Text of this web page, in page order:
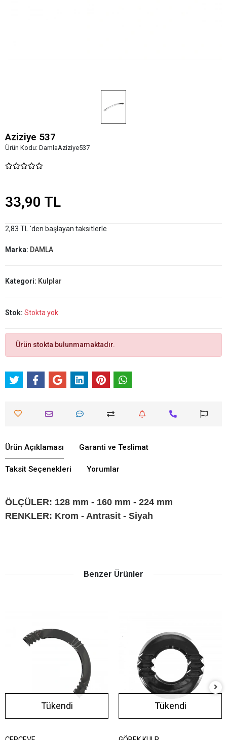
Aziziye 537
Ürün Kodu: DamlaAziziye537
33,90 TL
2,83 TL 'den başlayan taksitlerle
Marka: DAMLA
Kategori: Kulplar
Stok: Stokta yok
Ürün stokta bulunmamaktadır.
Ürün Açıklaması Garanti ve Teslimat
Taksit Seçenekleri Yorumlar
ÖLÇÜLER: 128 mm - 160 mm - 224 mm
RENKLER: Krom - Antrasit - Siyah
Benzer Ürünler
Tükendi Tükendi